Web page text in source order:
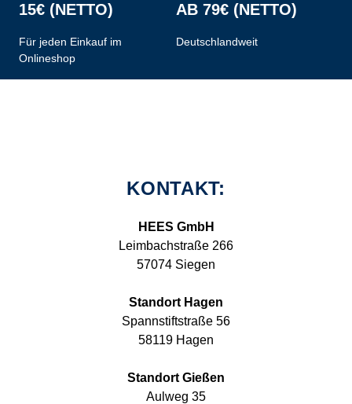
15€ (NETTO)
Für jeden Einkauf im
Onlineshop
AB 79€ (NETTO)
Deutschlandweit
KONTAKT:
HEES GmbH
Leimbachstraße 266
57074 Siegen
Standort Hagen
Spannstiftstraße 56
58119 Hagen
Standort Gießen
Aulweg 35